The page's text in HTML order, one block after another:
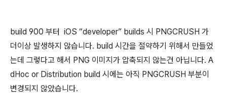
build 900 부터 iOS “developer” builds 시 PNGCRUSH 가
더이상 발생하지 않습니다. build 시간을 절약하기 위해서 만들었
는데 그렇다고 해서 PNG 이미지가 압축되지 않는건 아닙니다. A
dHoc or Distribution build 시에는 아직 PNGCRUSH 부분이
변경되지 않았습니다.